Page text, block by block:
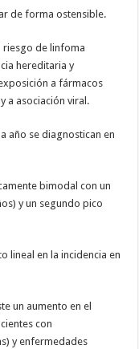
de forma ostensible.
riesgo de linfoma
hereditaria y
a fármacos
a asociación viral.
año se diagnostican en
bimodal con un
y un segundo pico
lineal en la incidencia en
un aumento en el
con
y enfermedades